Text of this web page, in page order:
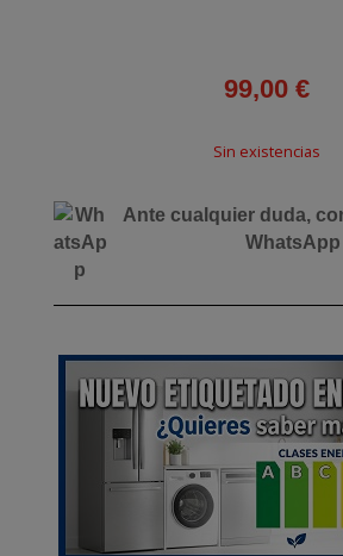
99,00 €
Sin existencias
Ante cualquier duda,
WhatsApp